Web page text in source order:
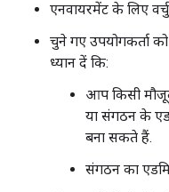
एनवायरमेंट के लिए
चुने गए उपयोगकर्ता
ध्यान दें कि:
आप किसी
या संगठन के
बना सकते हैं.
संगठन का